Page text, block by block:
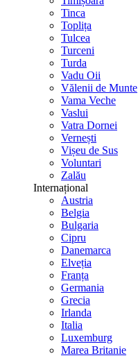
Tinca
Toplița
Tulcea
Turceni
Turda
Vadu Oii
Vălenii de Munte
Vama Veche
Vaslui
Vatra Dornei
Vernești
Vișeu de Sus
Voluntari
Zalău
Internațional
Austria
Belgia
Bulgaria
Cipru
Danemarca
Elveția
Franța
Germania
Grecia
Irlanda
Italia
Luxemburg
Marea Britanie